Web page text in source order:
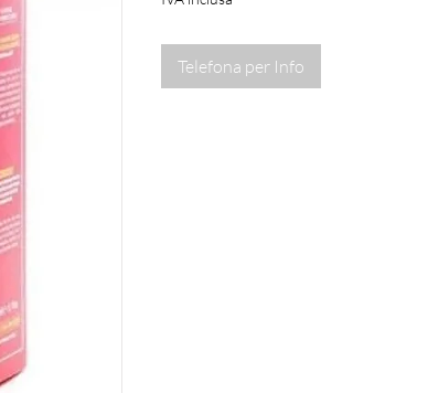
Telefona per Info